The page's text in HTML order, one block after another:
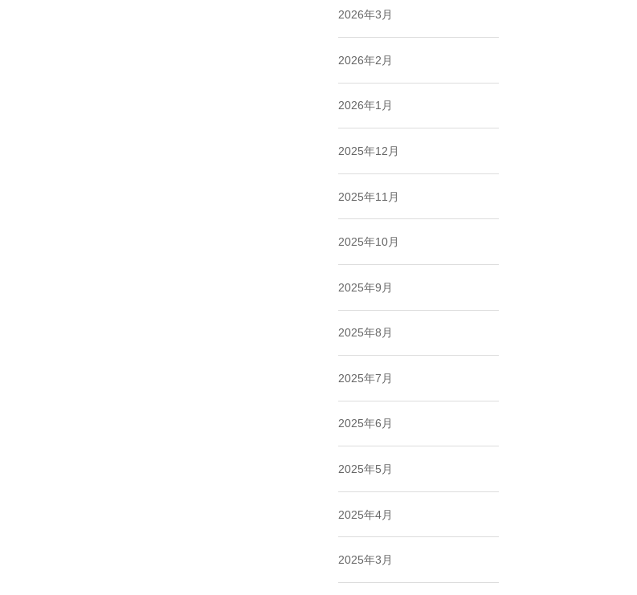
2026年3月
2026年2月
2026年1月
2025年12月
2025年11月
2025年10月
2025年9月
2025年8月
2025年7月
2025年6月
2025年5月
2025年4月
2025年3月